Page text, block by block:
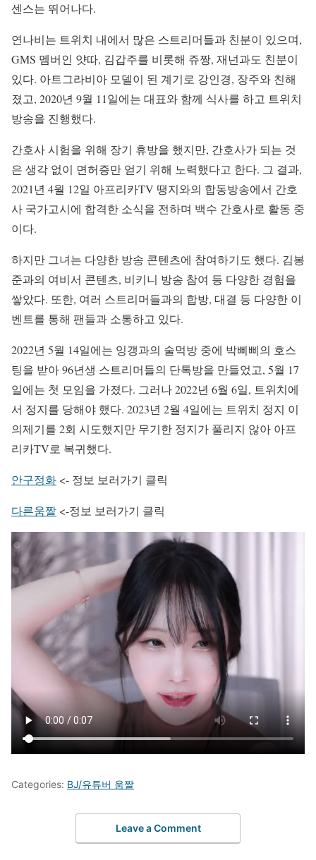
센스는 뛰어나다.
연나비는 트위치 내에서 많은 스트리머들과 친분이 있으며,
GMS 멤버인 얏따, 김갑주를 비롯해 쥬짱, 재넌과도 친분이
있다. 아트그라비아 모델이 된 계기로 강인경, 장주와 친해
졌고, 2020년 9월 11일에는 대표와 함께 식사를 하고 트위치
방송을 진행했다.
간호사 시험을 위해 장기 휴방을 했지만, 간호사가 되는 것
은 생각 없이 면허증만 얻기 위해 노력했다고 한다. 그 결과,
2021년 4월 12일 아프리카TV 땡지와의 합동방송에서 간호
사 국가고시에 합격한 소식을 전하며 백수 간호사로 활동 중
이다.
하지만 그녀는 다양한 방송 콘텐츠에 참여하기도 했다. 김봉
준과의 여비서 콘텐츠, 비키니 방송 참여 등 다양한 경험을
쌓았다. 또한, 여러 스트리머들과의 합방, 대결 등 다양한 이
벤트를 통해 팬들과 소통하고 있다.
2022년 5월 14일에는 잉갱과의 술먹방 중에 박삐삐의 호스
팅을 받아 96년생 스트리머들의 단톡방을 만들었고, 5월 17
일에는 첫 모임을 가졌다. 그러나 2022년 6월 6일, 트위치에
서 정지를 당해야 했다. 2023년 2월 4일에는 트위치 정지 이
의제기를 2회 시도했지만 무기한 정지가 풀리지 않아 아프
리카TV로 복귀했다.
안구정화 <- 정보 보러가기 클릭
다른움짤 <-정보 보러가기 클릭
Categories: BJ/유튜버 움짤
Leave a Comment